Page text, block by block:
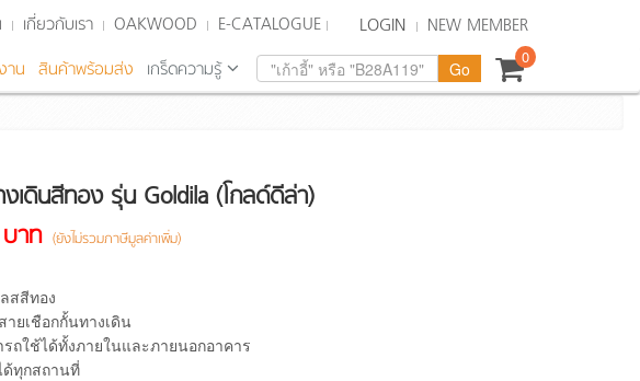
LOGIN NEW MEMBER
เกี่ยวกับเรา OAKWOOD
E-CATALOGUE
าน สินค้าพร้อมส่ง เกร็ดความรู้
0
เดินสีทอง รุ่น Goldila (โกลด์ดีล่า)
าท (ยังไม่รวมภาษีมูลค่าเพิ่ม)
สสีทอง
ายเชือกกั้นทางเดิน
ใช้ได้ทั้งภายในและภายนอกอาคาร
ด้ทุกสถานที่